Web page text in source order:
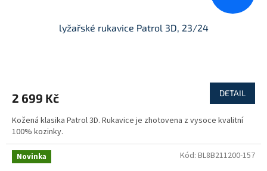
lyžařské rukavice Patrol 3D, 23/24
2 699 Kč DETAIL
Kožená klasika Patrol 3D. Rukavice je zhotovena z vysoce kvalitní
100% kozinky.
Novinka Kód: BL8B211200-157